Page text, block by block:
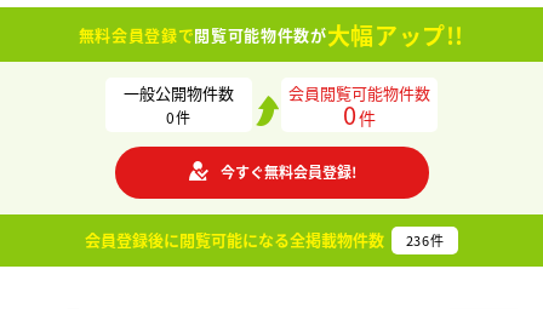
無料会員登録で閲覧可能物件数が大幅アップ!!
一般公開物件数
0件
会員閲覧可能物件数
0件
今すぐ無料会員登録!
会員登録後に閲覧可能になる全掲載物件数 236件